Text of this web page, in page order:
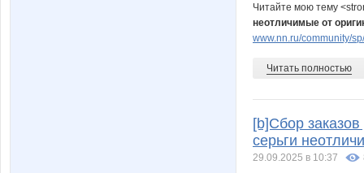
Читайте мою тему
неотличимые от
www.nn.ru/community/
Читать полностью
[b]Сбор
серьги
29.09.2025 в 10:37